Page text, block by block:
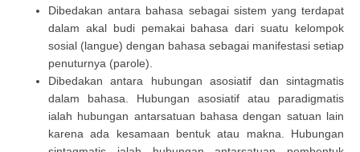
Dibedakan antara bahasa sebagai sistem yang terdapat
dalam akal budi pemakai bahasa dari suatu kelompok
sosial (langue) dengan bahasa sebagai manifestasi setiap
penuturnya (parole).
Dibedakan antara hubungan asosiatif dan sintagmatis
dalam bahasa. Hubungan asosiatif atau paradigmatis
ialah hubungan antarsatuan bahasa dengan satuan lain
karena ada kesamaan bentuk atau makna. Hubungan